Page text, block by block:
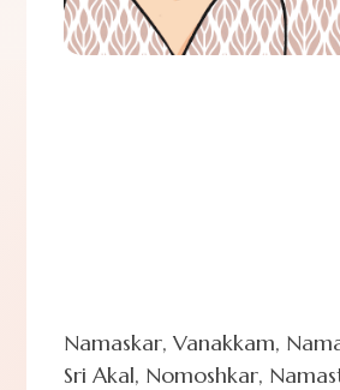
Namaskar, Vanakkam,
Sri Akal, Nomoshkar,